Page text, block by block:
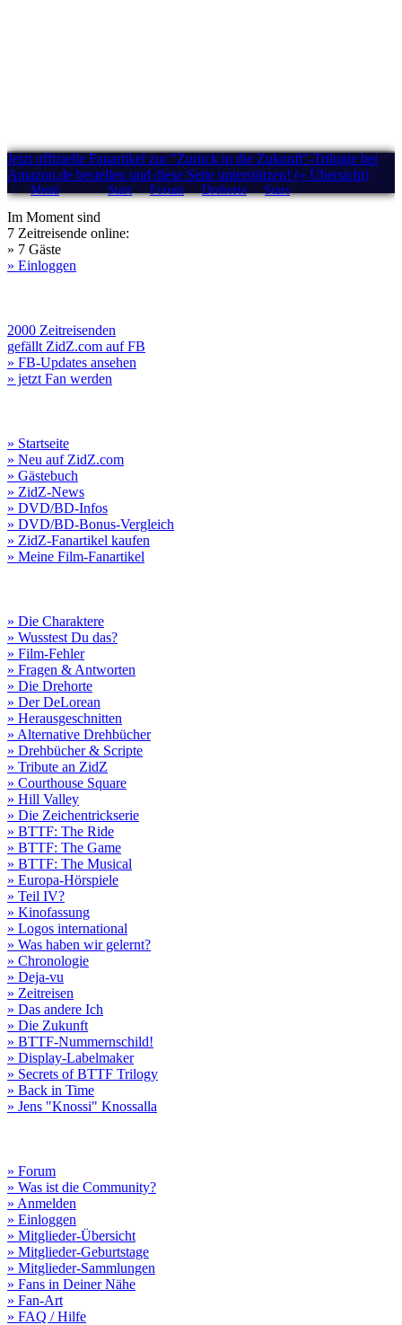
Jetzt offizielle Fanartikel zur "Zurück in die Zukunft"-Trilogie bei
Amazon.de bestellen und diese Seite unterstützen! (» Übersicht)
Menü Start Forum Drehorte Stars
Im Moment sind
7 Zeitreisende online:
» 7 Gäste
» Einloggen
2000 Zeitreisenden
gefällt ZidZ.com auf FB
» FB-Updates ansehen
» jetzt Fan werden
» Startseite
» Neu auf ZidZ.com
» Gästebuch
» ZidZ-News
» DVD/BD-Infos
» DVD/BD-Bonus-Vergleich
» ZidZ-Fanartikel kaufen
» Meine Film-Fanartikel
» Die Charaktere
» Wusstest Du das?
» Film-Fehler
» Fragen & Antworten
» Die Drehorte
» Der DeLorean
» Herausgeschnitten
» Alternative Drehbücher
» Drehbücher & Scripte
» Tribute an ZidZ
» Courthouse Square
» Hill Valley
» Die Zeichentrickserie
» BTTF: The Ride
» BTTF: The Game
» BTTF: The Musical
» Europa-Hörspiele
» Teil IV?
» Kinofassung
» Logos international
» Was haben wir gelernt?
» Chronologie
» Deja-vu
» Zeitreisen
» Das andere Ich
» Die Zukunft
» BTTF-Nummernschild!
» Display-Labelmaker
» Secrets of BTTF Trilogy
» Back in Time
» Jens "Knossi" Knossalla
» Forum
» Was ist die Community?
» Anmelden
» Einloggen
» Mitglieder-Übersicht
» Mitglieder-Geburtstage
» Mitglieder-Sammlungen
» Fans in Deiner Nähe
» Fan-Art
» FAQ / Hilfe